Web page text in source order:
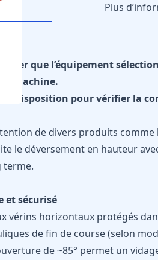
Plus
que l’équipement
machine.
à disposition pour vérifier la
de divers produits comme
le déversement en hauteur
terme.
et sécurisé
vérins horizontaux protégés
de fin de course (selon
de ~85° permet un